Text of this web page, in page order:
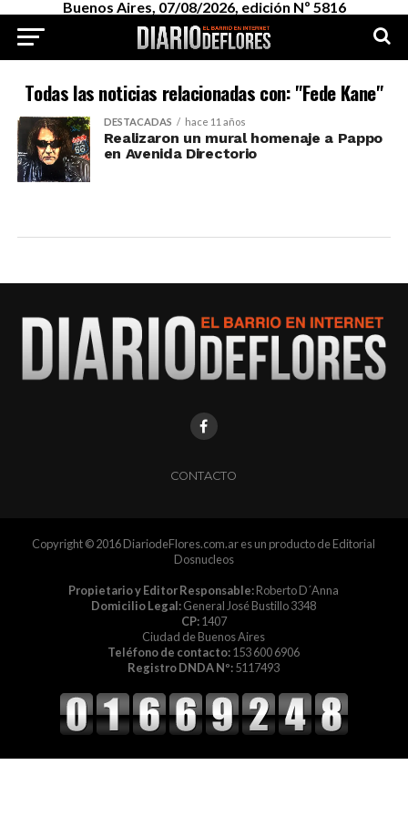
Buenos Aires, 07/08/2026, edición Nº 5816
Todas las noticias relacionadas con: "Fede Kane"
DESTACADAS hace 11 años
Realizaron un mural homenaje a Pappo
en Avenida Directorio
CONTACTO
Copyright © 2016 DiariodeFlores.com.ar es un producto de Editorial
Dosnucleos
Propietario y Editor Responsable:Roberto D´Anna
Domicilio Legal:General José Bustillo 3348
CP:1407
Ciudad de Buenos Aires
Teléfono de contacto:153 600 6906
Registro DNDA Nº:5117493